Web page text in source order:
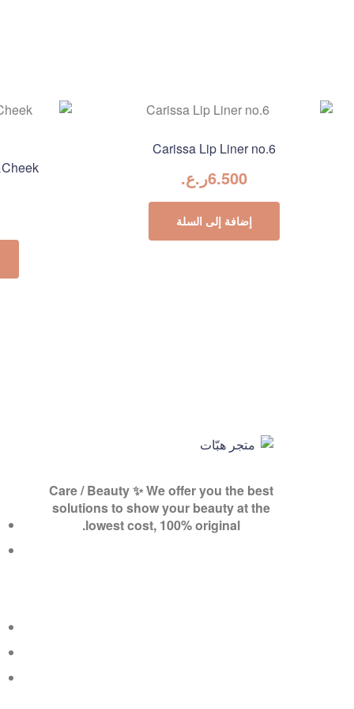
Carissa Lip Liner no.6
6.500ر.ع.
إضافة إلى السلة
هبّات
Care / Beauty ✨ We offer you the best
solutions to show your beauty at the
lowest cost, 100% original.